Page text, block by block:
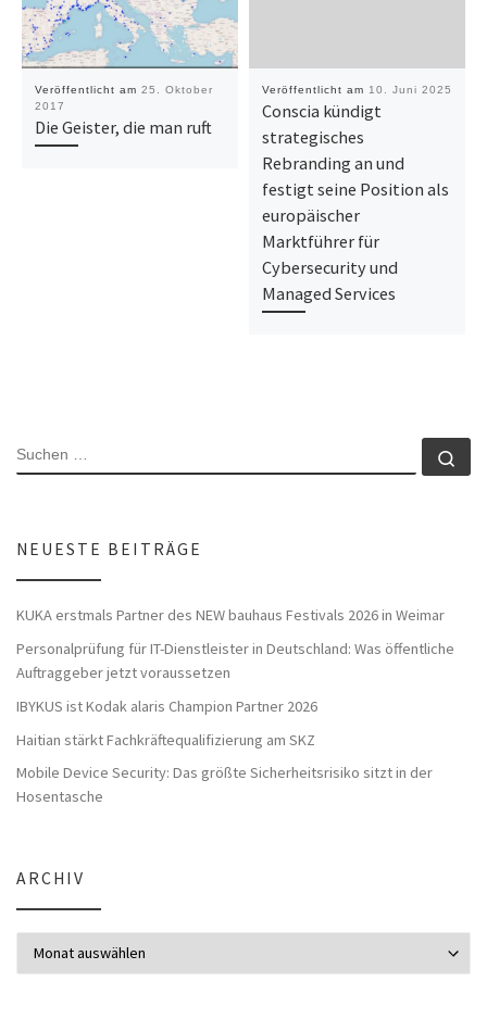
Veröffentlicht am 25. Oktober
2017
Die Geister, die man ruft
Veröffentlicht am 10. Juni 2025
Conscia kündigt
strategisches
Rebranding an und
festigt seine Position als
europäischer
Marktführer für
Cybersecurity und
Managed Services
SUCHE
NEUESTE BEITRÄGE
KUKA erstmals Partner des NEW bauhaus Festivals 2026 in Weimar
Personalprüfung für IT-Dienstleister in Deutschland: Was öffentliche
Auftraggeber jetzt voraussetzen
IBYKUS ist Kodak alaris Champion Partner 2026
Haitian stärkt Fachkräftequalifizierung am SKZ
Mobile Device Security: Das größte Sicherheitsrisiko sitzt in der
Hosentasche
ARCHIV